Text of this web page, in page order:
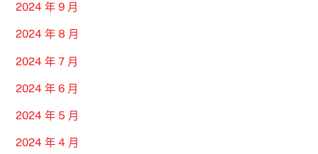
2024 年 9 月
2024 年 8 月
2024 年 7 月
2024 年 6 月
2024 年 5 月
2024 年 4 月